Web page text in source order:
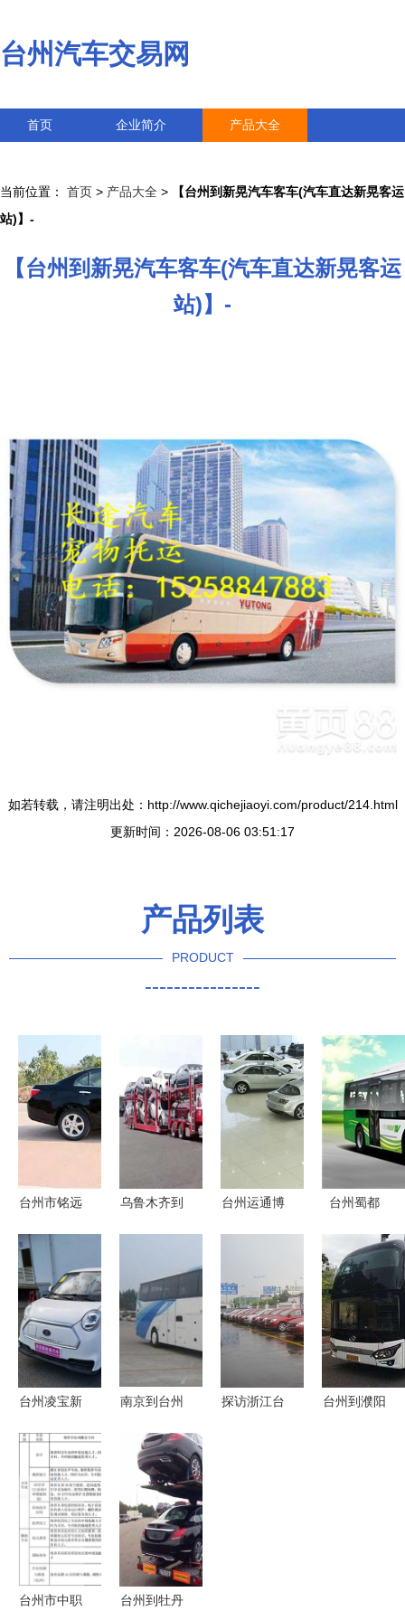
台州汽车交易网
首页 企业简介 产品大全
当前位置： 首页 > 产品大全 >
【台州到新晃汽车客车(汽车直达新晃客运
站)】-
【台州到新晃汽车客车(汽车直达新晃客运
站)】-
如若转载，请注明出处：http://www.qichejiaoyi.com/product/214.html
更新时间：2026-08-06 03:51:17
产品列表
PRODUCT
----------------
台州市铭远
务新景程车
型图片展示
乌鲁木齐到
轿车托运公
司推荐与联
系方式
台州运通博
司介绍
台州蜀都
汽车服务与
购车体验的
首选
台州凌宝新
养服务全解
析
南京到台州
刻表及联系
方式
探访浙江台
台州到濮阳
台州市中职 台州到牡丹